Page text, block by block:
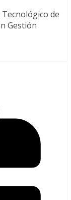
de
Gestión